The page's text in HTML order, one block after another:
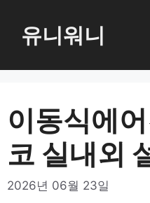
로
뛰
유니워니
이동식에
코 실내외
2026년 06월 23일